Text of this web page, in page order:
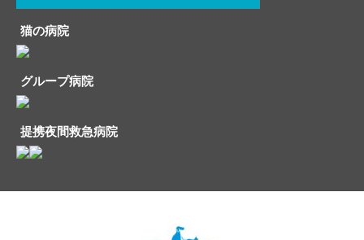
猫の病院
グループ病院
提携夜間救急病院